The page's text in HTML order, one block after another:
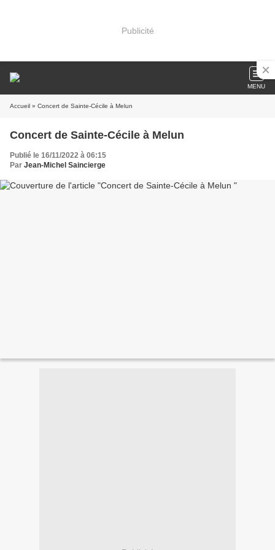
Publicité
MENU
Accueil » Concert de Sainte-Cécile à Melun
Concert de Sainte-Cécile à Melun
Publié le 16/11/2022 à 06:15
Par Jean-Michel Saincierge